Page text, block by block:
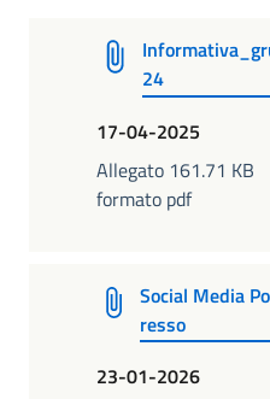
24
17-04-2025
Allegato 161.71 KB
formato pdf
Social Media
resso
23-01-2026